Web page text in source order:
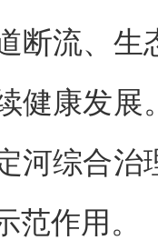
断流、
健康发
河综合
范作用。